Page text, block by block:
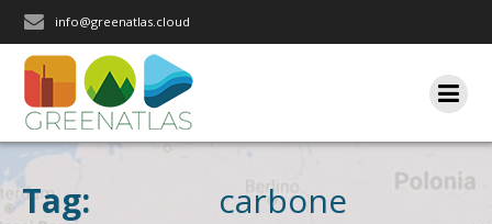
info@greenatlas.cloud
Tag: carbone